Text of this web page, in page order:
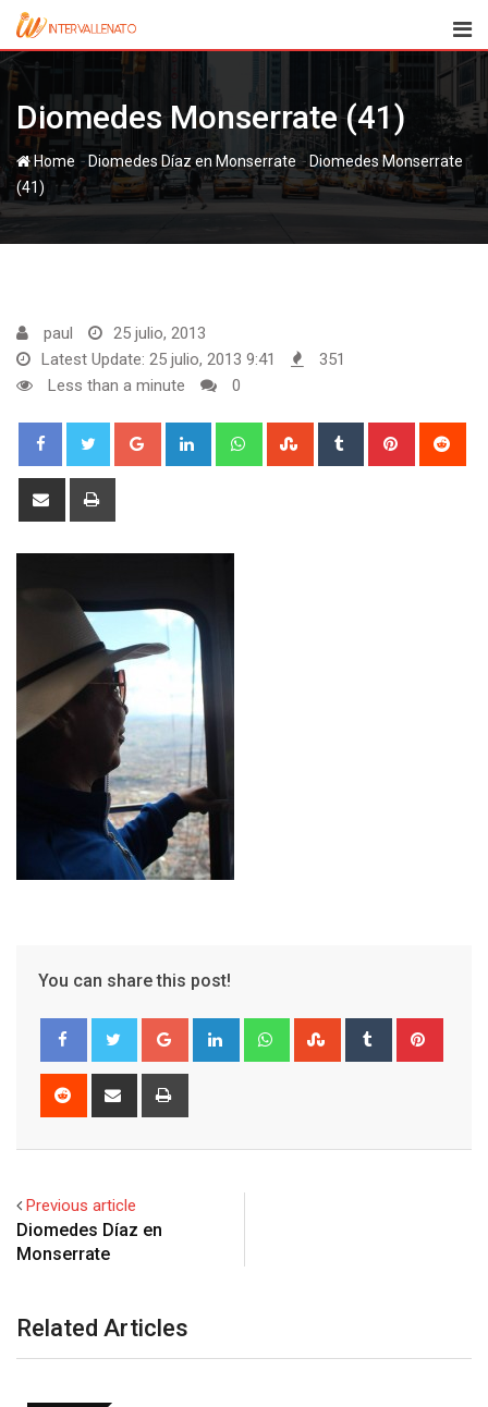
Skip
content
Diomedes Monserrate (41)
Home - Diomedes Díaz en Monserrate - Diomedes Monserrate
(41)
paul
25 julio, 2013
Latest Update: 25 julio, 2013 9:41
351
Less than a minute
0
Google+ LinkedIn WhatsappStumbleUpon
Tumblr Pinterest
Share
You can share this post!
Google+ LinkedIn WhatsappStumbleUpon
Tumblr
Reddit
Share
Previous article
Diomedes Díaz en
Monserrate
Related Articles